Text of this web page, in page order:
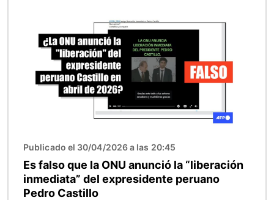
Publicado el 30/04/2026 a las 20:45
Es falso que la ONU anunció la “liberación
inmediata” del expresidente peruano
Pedro Castillo